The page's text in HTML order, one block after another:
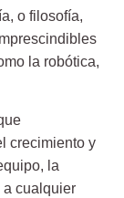
o filosofía,
la robótica,
crecimiento y
la
cualquier